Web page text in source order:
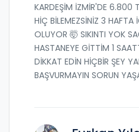
KARDEŞİM İZMİR'DE 6.800
HİÇ BİLEMEZSİNİZ 3 HAFTA
OLUYOR 🤯 SIKINTI YOK
HASTANEYE GİTTİM 1
DİKKAT EDİN HİÇBİR ŞEY
BAŞVURMAYIN SORUN